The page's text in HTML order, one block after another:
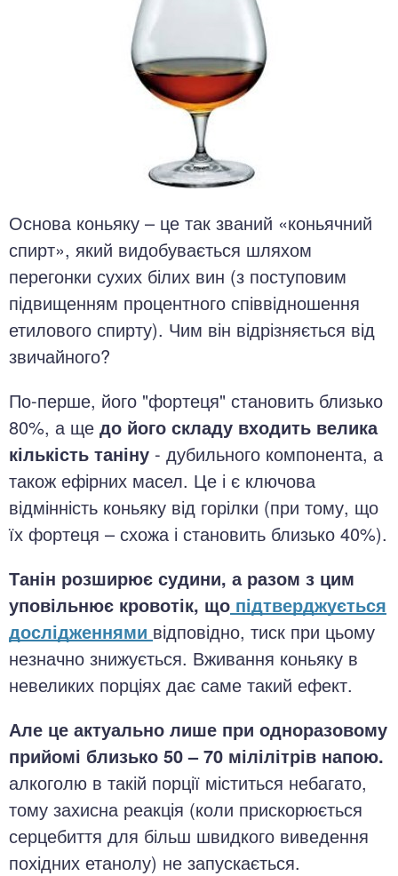
Основа коньяку – це так званий «коньячний
спирт», який видобувається шляхом
перегонки сухих білих вин (з поступовим
підвищенням процентного співвідношення
етилового спирту). Чим він відрізняється від
звичайного?
По-перше, його "фортеця" становить близько
80%, а ще до його складу входить велика
кількість таніну - дубильного компонента, а
також ефірних масел. Це і є ключова
відмінність коньяку від горілки (при тому, що
їх фортеця – схожа і становить близько 40%).
Танін розширює судини, а разом з цим
уповільнює кровотік, що підтверджується
дослідженнями відповідно, тиск при цьому
незначно знижується. Вживання коньяку в
невеликих порціях дає саме такий ефект.
Але це актуально лише при одноразовому
прийомі близько 50 – 70 мілілітрів напою.
алкоголю в такій порції міститься небагато,
тому захисна реакція (коли прискорюється
серцебиття для більш швидкого виведення
похідних етанолу) не запускається.